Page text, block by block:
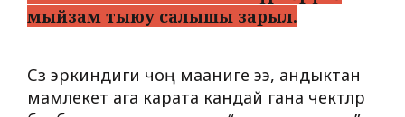
мыйзам тыюу салышы зарыл.
Сөз эркиндиги чоң мааниге ээ, андыктан
мамлекет ага карата кандай гана чектөөлөр